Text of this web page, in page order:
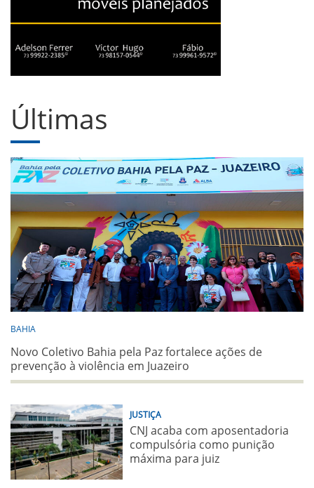
Últimas
BAHIA
Novo Coletivo Bahia pela Paz fortalece ações de
prevenção à violência em Juazeiro
JUSTIÇA
CNJ acaba com aposentadoria
compulsória como punição
máxima para juiz